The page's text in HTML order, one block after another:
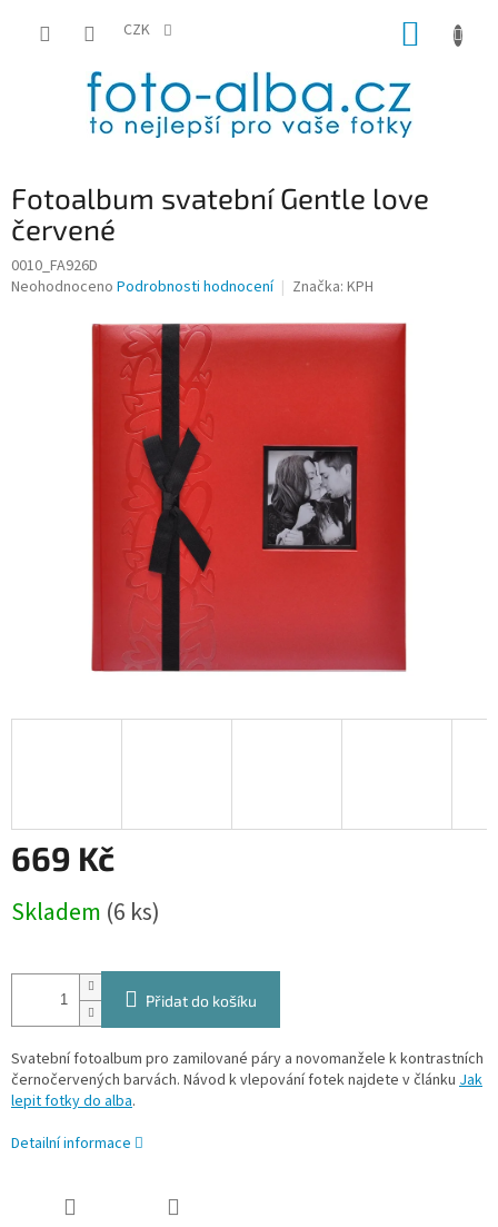
CZK
Fotoalbum svatební Gentle love
červené
0010_FA926D
Průměrné
Neohodnoceno Podrobnosti hodnocení Značka: KPH
669 Kč
cena:
Skladem (6 ks)
Přidat do košíku
Svatební fotoalbum pro zamilované páry a novomanžele k kontrastních
černočervených barvách. Návod k vlepování fotek najdete v článku Jak
lepit fotky do alba.
Detailní informace